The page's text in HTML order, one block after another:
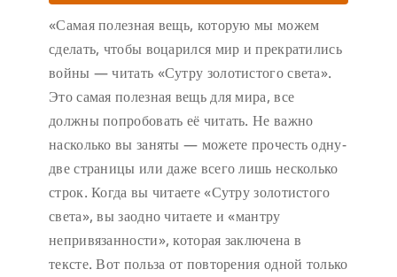
«Самая полезная вещь, которую мы можем
сделать, чтобы воцарился мир и прекратились
войны — читать «Сутру золотистого света».
Это самая полезная вещь для мира, все
должны попробовать её читать. Не важно
насколько вы заняты — можете прочесть одну-
две страницы или даже всего лишь несколько
строк. Когда вы читаете «Сутру золотистого
света», вы заодно читаете и «мантру
непривязанности», которая заключена в
тексте. Вот польза от повторения одной только